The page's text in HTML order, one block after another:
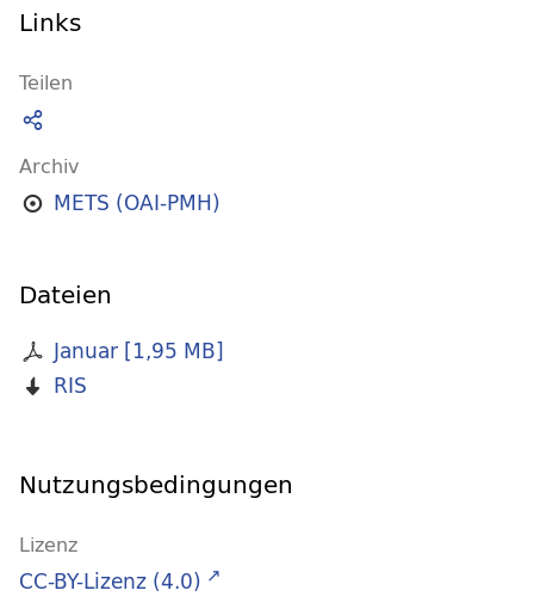
Links
Teilen
Archiv
METS (OAI-PMH)
Dateien
Januar[1,95 MB]
RIS
Nutzungsbedingungen
Lizenz
CC-BY-Lizenz (4.0)